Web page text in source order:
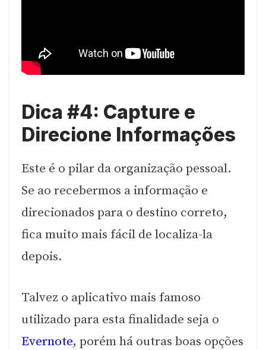
Dica #4: Capture e
Direcione Informações
Este é o pilar da organização pessoal.
Se ao recebermos a informação e
direcionados para o destino correto,
fica muito mais fácil de localiza-la
depois.
Talvez o aplicativo mais famoso
utilizado para esta finalidade seja o
Evernote, porém há outras boas opções